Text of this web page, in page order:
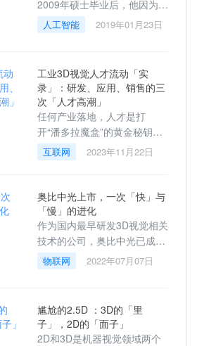
2009年硕士毕业后，他因为不
想进入公务员体系或国企按部
就班的工作而加入了宝洁。七
他毅然离开
人工智能 2019年01月23日
工业3D视觉人才流动「实
录」：研发、应用、销售的三
次「人才高潮」
任何产业落地，人才是打
开“潘多拉魔盒”的黄金秘钥之
一。3D视觉领域，尤其面对碎
片化、非标化的场景时，上至
验”、“懂场
互联网 2023年11月22日
奥比中光上市，一次「快」与
「慢」的进化
作为国内最早研发3D视觉相关
技术的公司，奥比中光已成立
9年，并于今天正式在科创板
挂牌上市。其在3D视觉感知领
梯队。如今，
物联网 2022年07月07日
尴尬的2.5D ：3D的「里
子」，2D的「面子」
2D和3D是机器视觉领域两个